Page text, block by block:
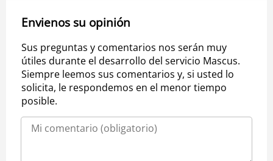
Envienos su opinión
Sus preguntas y comentarios nos serán muy
útiles durante el desarrollo del servicio Mascus.
Siempre leemos sus comentarios y, si usted lo
solicita, le respondemos en el menor tiempo
posible.